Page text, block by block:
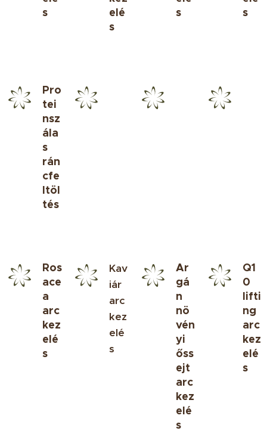
s
elé
s
s
s
Pro
tei
nsz
ála
s
rán
cfe
ltöl
tés
Ros
ace
a
arc
kez
elé
s
Kav
iár
arc
kez
elé
s
Ar
gá
n
nö
vén
yi
őss
ejt
arc
kez
elé
s
Q1
0
lifti
ng
arc
kez
elé
s